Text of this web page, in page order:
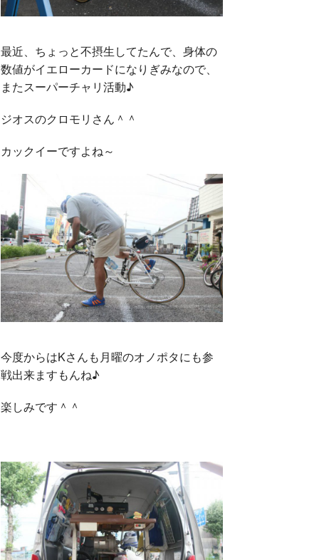
最近、ちょっと不摂生してたんで、身体の
数値がイエローカードになりぎみなので、
またスーパーチャリ活動♪
ジオスのクロモリさん＾＾
カックイーですよね～
今度からはKさんも月曜のオノポタにも参
戦出来ますもんね♪
楽しみです＾＾